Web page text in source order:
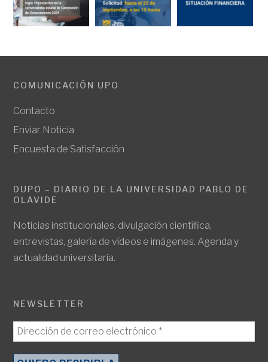
COMUNICACIÓN UPO
Contacto
Enviar Noticia
Encuesta de Satisfacción
DUPO – DIARIO DE LA UNIVERSIDAD PABLO DE
OLAVIDE
Noticias institucionales, divulgación científica,
entrevistas, galería de vídeos e imágenes. Agenda y
actualidad universitaria.
NEWSLETTER